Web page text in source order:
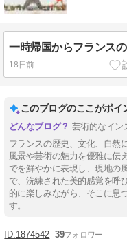
一時帰国からフランス
18日前
このブログのここがポイ
芸術的なイン
フランスの歴史、文化、自然
風景や芸術の魅力を優雅に伝
でを鮮やかに表現し、現地の
で、洗練された美的感覚を呼
的に楽しみながら、そこに息
す。
1874542 39